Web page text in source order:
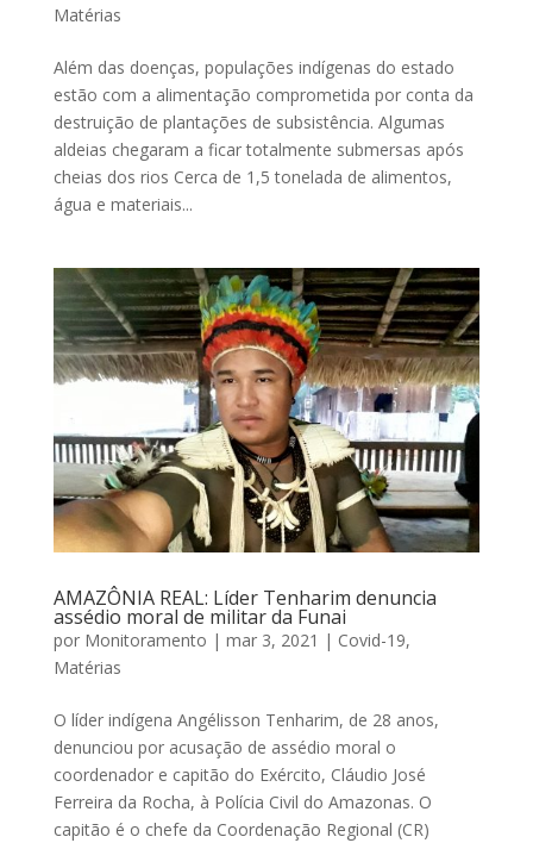
Matérias
Além das doenças, populações indígenas do estado
estão com a alimentação comprometida por conta da
destruição de plantações de subsistência. Algumas
aldeias chegaram a ficar totalmente submersas após
cheias dos rios Cerca de 1,5 tonelada de alimentos,
água e materiais...
AMAZÔNIA REAL: Líder Tenharim denuncia
assédio moral de militar da Funai
por Monitoramento | mar 3, 2021 | Covid-19,
Matérias
O líder indígena Angélisson Tenharim, de 28 anos,
denunciou por acusação de assédio moral o
coordenador e capitão do Exército, Cláudio José
Ferreira da Rocha, à Polícia Civil do Amazonas. O
capitão é o chefe da Coordenação Regional (CR)